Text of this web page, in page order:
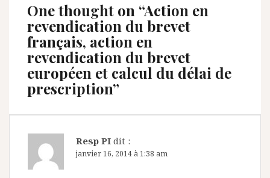
One thought on “Action en
revendication du brevet
français, action en
revendication du brevet
européen et calcul du délai de
prescription”
Resp PI dit :
janvier 16, 2014 à 1:38 am